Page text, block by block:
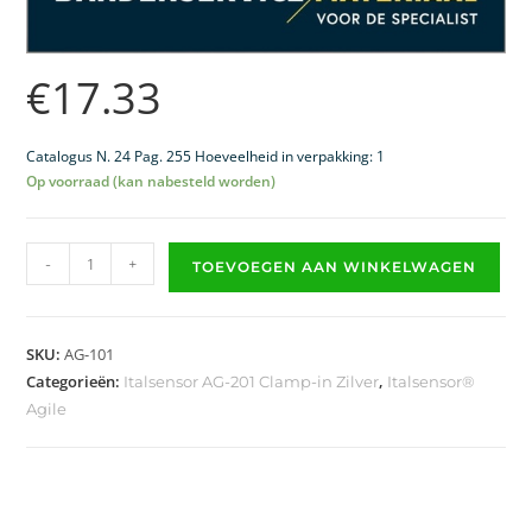
€17.33
Catalogus N. 24 Pag. 255 Hoeveelheid in verpakking: 1
Op voorraad (kan nabesteld worden)
- + TOEVOEGEN AAN WINKELWAGEN
SKU:AG-101
Categorieën: Italsensor AG-201 Clamp-in Zilver, Italsensor®
Agile